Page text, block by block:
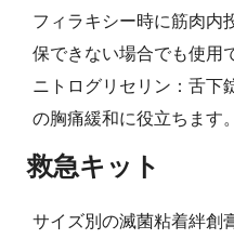
フィラキシー時に筋肉内
保できない場合でも使用
ニトログリセリン：舌下
の胸痛緩和に役立ちます。
救急キット
サイズ別の滅菌粘着絆創